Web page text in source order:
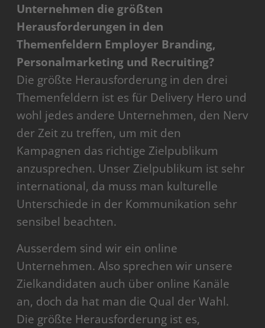
Unternehmen die größten
Herausforderungen in den
Themenfeldern Employer Branding,
Personalmarketing und Recruiting?
Die größte Herausforderung in den drei
Themenfeldern ist es für Delivery Hero und
wohl jedes andere Unternehmen, den Nerv
der Zeit zu treffen, um mit den
Kampagnen das richtige Zielpublikum
anzusprechen. Unser Zielpublikum ist sehr
international, da muss man kulturelle
Unterschiede in der Kommunikation sehr
sensibel beachten.
Ausserdem sind wir ein online
Unternehmen. Also sprechen wir unsere
Zielkandidaten auch über online Kanäle
an, doch da hat man die Qual der Wahl.
Die größte Herausforderung ist es,